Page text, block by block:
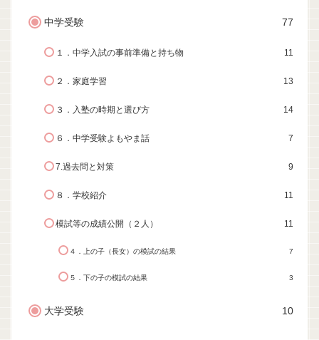
中学受験 77
１．中学入試の事前準備と持ち物 11
２．家庭学習 13
３．入塾の時期と選び方 14
６．中学受験よもやま話 7
7.過去問と対策 9
８．学校紹介 11
模試等の成績公開（２人） 11
４．上の子（長女）の模試の結果 7
５．下の子の模試の結果 3
大学受験 10